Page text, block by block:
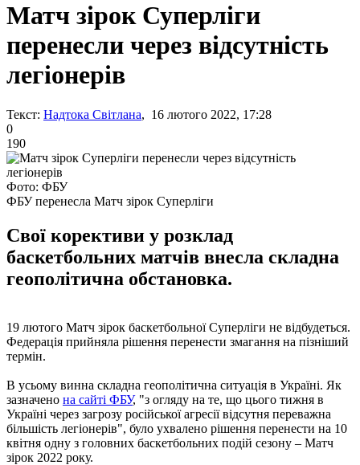
Матч зірок Суперліги
перенесли через відсутність
легіонерів
Текст: Надтока Світлана, 16 лютого 2022, 17:28
0
190
Фото: ФБУ
ФБУ перенесла Матч зірок Суперліги
Свої корективи у розклад
баскетбольних матчів внесла складна
геополітична обстановка.
19 лютого Матч зірок баскетбольної Суперліги не відбудеться.
Федерація прийняла рішення перенести змагання на пізніший
термін.
В усьому винна складна геополітична ситуація в Україні. Як
зазначено на сайті ФБУ, "з огляду на те, що цього тижня в
Україні через загрозу російської агресії відсутня переважна
більшість легіонерів", було ухвалено рішення перенести на 10
квітня одну з головних баскетбольних подій сезону – Матч
зірок 2022 року.